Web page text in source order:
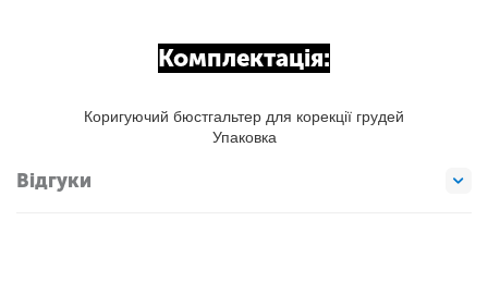
Комплектація:
Коригуючий бюстгальтер для корекції грудей
Упаковка
Відгуки